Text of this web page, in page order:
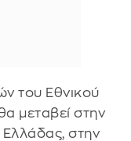
του Εθνικού
μεταβεί στην
Ελλάδας, στην